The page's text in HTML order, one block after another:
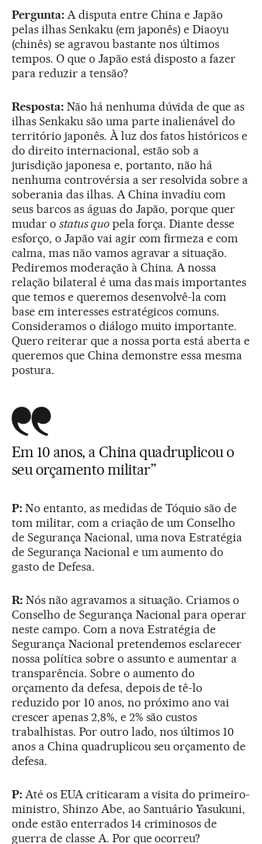
Pergunta:A disputa entre China e Japão
pelas ilhas Senkaku (em japonês) e Diaoyu
(chinês) se agravou bastante nos últimos
tempos. O que o Japão está disposto a fazer
para reduzir a tensão?
Resposta:Não há nenhuma dúvida de que as
ilhas Senkaku são uma parte inalienável do
território japonês. À luz dos fatos históricos e
do direito internacional, estão sob a
jurisdição japonesa e, portanto, não há
nenhuma controvérsia a ser resolvida sobre a
soberania das ilhas. A China invadiu com
seus barcos as águas do Japão, porque quer
mudar o status quopela força. Diante desse
esforço, o Japão vai agir com firmeza e com
calma, mas não vamos agravar a situação.
Pediremos moderação à China. A nossa
relação bilateral é uma das mais importantes
que temos e queremos desenvolvê-la com
base em interesses estratégicos comuns.
Consideramos o diálogo muito importante.
Quero reiterar que a nossa porta está aberta e
queremos que China demonstre essa mesma
postura.
Em 10 anos, a China quadruplicou o
seu orçamento militar”
P:No entanto, as medidas de Tóquio são de
tom militar, com a criação de um Conselho
de Segurança Nacional, uma nova Estratégia
de Segurança Nacional e um aumento do
gasto de Defesa.
R:Nós não agravamos a situação. Criamos o
Conselho de Segurança Nacional para operar
neste campo. Com a nova Estratégia de
Segurança Nacional pretendemos esclarecer
nossa política sobre o assunto e aumentar a
transparência. Sobre o aumento do
orçamento da defesa, depois de tê-lo
reduzido por 10 anos, no próximo ano vai
crescer apenas 2,8%, e 2% são custos
trabalhistas. Por outro lado, nos últimos 10
anos a China quadruplicou seu orçamento de
defesa.
P:Até os EUA criticaram a visita do primeiro-
ministro, Shinzo Abe, ao Santuário Yasukuni,
onde estão enterrados 14 criminosos de
guerra de classe A. Por que ocorreu?